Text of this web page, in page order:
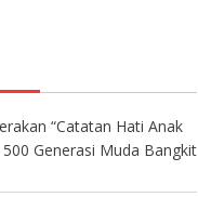
“Catatan Hati Anak
Generasi Muda Bangkit